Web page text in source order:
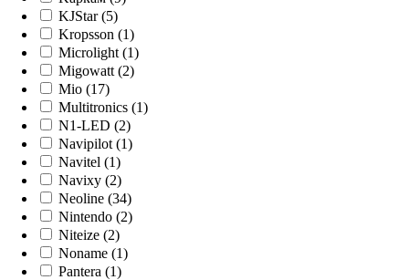
KJStar (5)
Kropsson (1)
Microlight (1)
Migowatt (2)
Mio (17)
Multitronics (1)
N1-LED (2)
Navipilot (1)
Navitel (1)
Navixy (2)
Neoline (34)
Nintendo (2)
Niteize (2)
Noname (1)
Pantera (1)